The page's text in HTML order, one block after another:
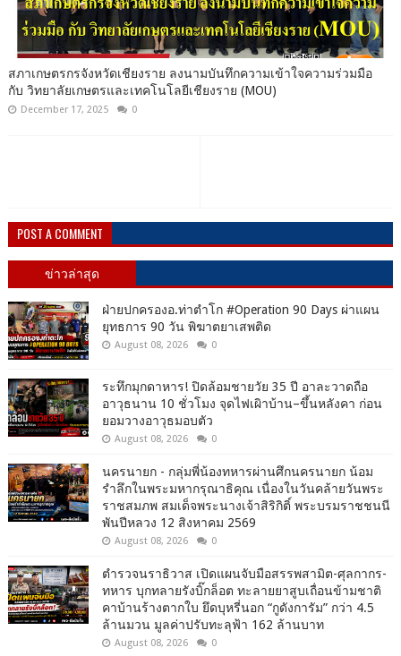
สภาเกษตรกรจังหวัดเชียงราย ลงนามบันทึกความเข้าใจความร่วมมือ
กับ วิทยาลัยเกษตรและเทคโนโลยีเชียงราย (MOU)
December 17, 2025 0
POST A COMMENT
ข่าวล่าสุด
ฝ่ายปกครองอ.ท่าตำโก #Operation 90 Days ผ่าแผน
ยุทธการ 90 วัน พิฆาตยาเสพติด
August 08, 2026 0
ระทึกมุกดาหาร! ปิดล้อมชายวัย 35 ปี อาละวาดถือ
อาวุธนาน 10 ชั่วโมง จุดไฟเผิาบ้าน–ขึ้นหลังคา ก่อน
ยอมวางอาวุธมอบตัว
August 08, 2026 0
นครนายก - กลุ่มพี่น้องทหารผ่านศึกนครนายก น้อม
รำลึกในพระมหากรุณาธิคุณ เนื่องในวันคล้ายวันพระ
ราชสมภพ สมเด็จพระนางเจ้าสิริกิติ์ พระบรมราชชนนี
พันปีหลวง 12 สิงหาคม 2569
August 08, 2026 0
ตำรวจนราธิวาส เปิดแผนจับมือสรรพสามิต-ศุลกากร-
ทหาร บุกทลายรังบิ๊กล็อต ทะลายยาสูบเถื่อนข้ามชาติ
คาบ้านร้างตากใบ ยึดบุหรี่นอก “กูดังการัม” กว่า 4.5
ล้านมวน มูลค่าปรับทะลุฟ้า 162 ล้านบาท
August 08, 2026 0